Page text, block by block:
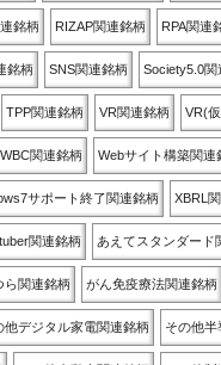
銘柄 RIZAP関連銘柄 RPA関連
銘柄 SNS関連銘柄 Society5.0関
TPP関連銘柄 VR関連銘柄 VR(
WBC関連銘柄 Webサイト構築関連
サポート終了関連銘柄 XBRL
関連銘柄 あえてスタンダード
ら関連銘柄 がん免疫療法関連銘柄
他デジタル家電関連銘柄 その他